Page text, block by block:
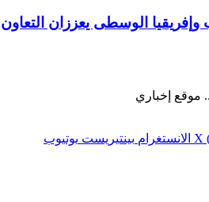
وإفريقيا الوسطى يعززان
موقع إخباري
X الانستغرام بينتيريست يوتيوب